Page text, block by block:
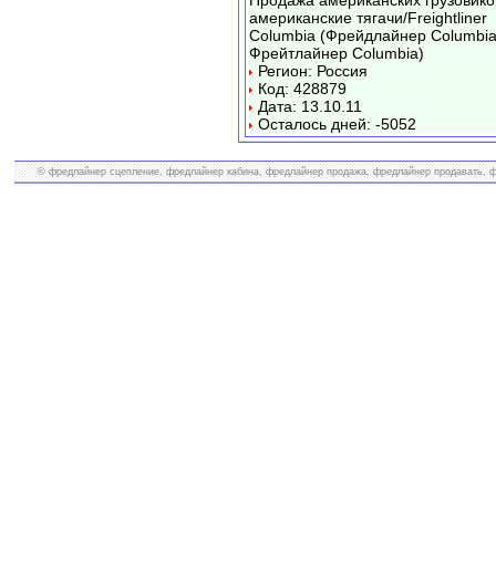
американские тягачи/Freightliner
Columbia (Фрейдлайнер
Фрейтлайнер Columbia)
Регион: Россия
Код: 428879
Дата: 13.10.11
Осталось дней: -5052
© фредлайнер сцепление, фредлайнер кабина, фредлайнер продажа, фредлайнер